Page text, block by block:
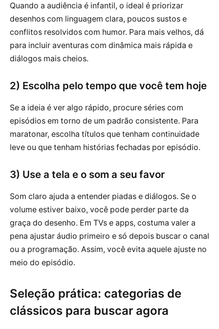
Quando a audiência é infantil, o ideal é priorizar
desenhos com linguagem clara, poucos sustos e
conflitos resolvidos com humor. Para mais velhos, dá
para incluir aventuras com dinâmica mais rápida e
diálogos mais cheios.
2) Escolha pelo tempo que você tem hoje
Se a ideia é ver algo rápido, procure séries com
episódios em torno de um padrão consistente. Para
maratonar, escolha títulos que tenham continuidade
leve ou que tenham histórias fechadas por episódio.
3) Use a tela e o som a seu favor
Som claro ajuda a entender piadas e diálogos. Se o
volume estiver baixo, você pode perder parte da
graça do desenho. Em TVs e apps, costuma valer a
pena ajustar áudio primeiro e só depois buscar o canal
ou a programação. Assim, você evita aquele ajuste no
meio do episódio.
Seleção prática: categorias de
clássicos para buscar agora